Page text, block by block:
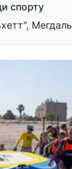
спорту
Мегдаль